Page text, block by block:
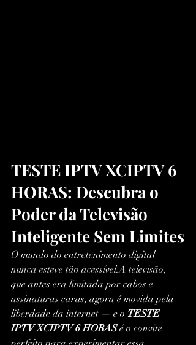
TESTE IPTV XCIPTV 6
HORAS: Descubra o
Poder da Televisão
Inteligente Sem Limites
O mundo do entretenimento digital
nunca esteve tão acessível.A televisão,
que antes era limitada por cabos e
assinaturas caras, agora é movida pela
liberdade da internet — e o TESTE
IPTV XCIPTV 6 HORAS é o convite